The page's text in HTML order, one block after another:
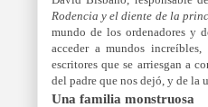
Rodencia y el diente de la
mundo de los ordenadores y
acceder a mundos
escritores que se arriesgan a
del padre que nos dejó, y de la
Una familia monstruosa